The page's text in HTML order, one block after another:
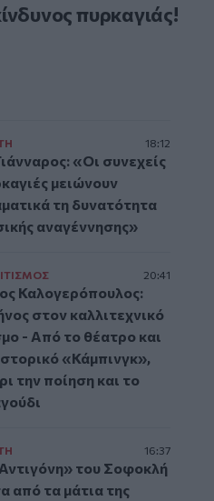
πυρκαγιάς!
18:12
«Οι συνεχείς
μειώνουν
τη δυνατότητα
αναγέννησης»
20:41
Καλογερόπουλος:
στον καλλιτεχνικό
- Από το θέατρο και
«Κάμπινγκ»,
την ποίηση και το
16:37
του Σοφοκλή
από τα μάτια της